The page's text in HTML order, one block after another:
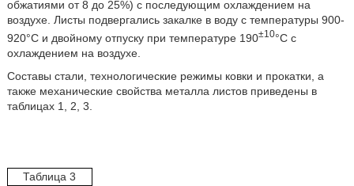
обжатиями от 8 до 25%) с последующим охлаждением на
воздухе. Листы подвергались закалке в воду с температуры 900-
920°С и двойному отпуску при температуре 190±10°С с
охлаждением на воздухе.
Составы стали, технологические режимы ковки и прокатки, а
также механические свойства металла листов приведены в
таблицах 1, 2, 3.
Таблица 3